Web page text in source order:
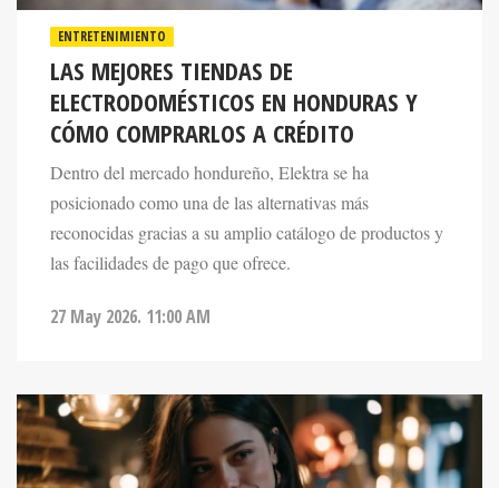
LAS MEJORES TIENDAS DE
ELECTRODOMÉSTICOS EN HONDURAS Y
CÓMO COMPRARLOS A CRÉDITO
Dentro del mercado hondureño, Elektra se ha
posicionado como una de las alternativas más
reconocidas gracias a su amplio catálogo de productos y
las facilidades de pago que ofrece.